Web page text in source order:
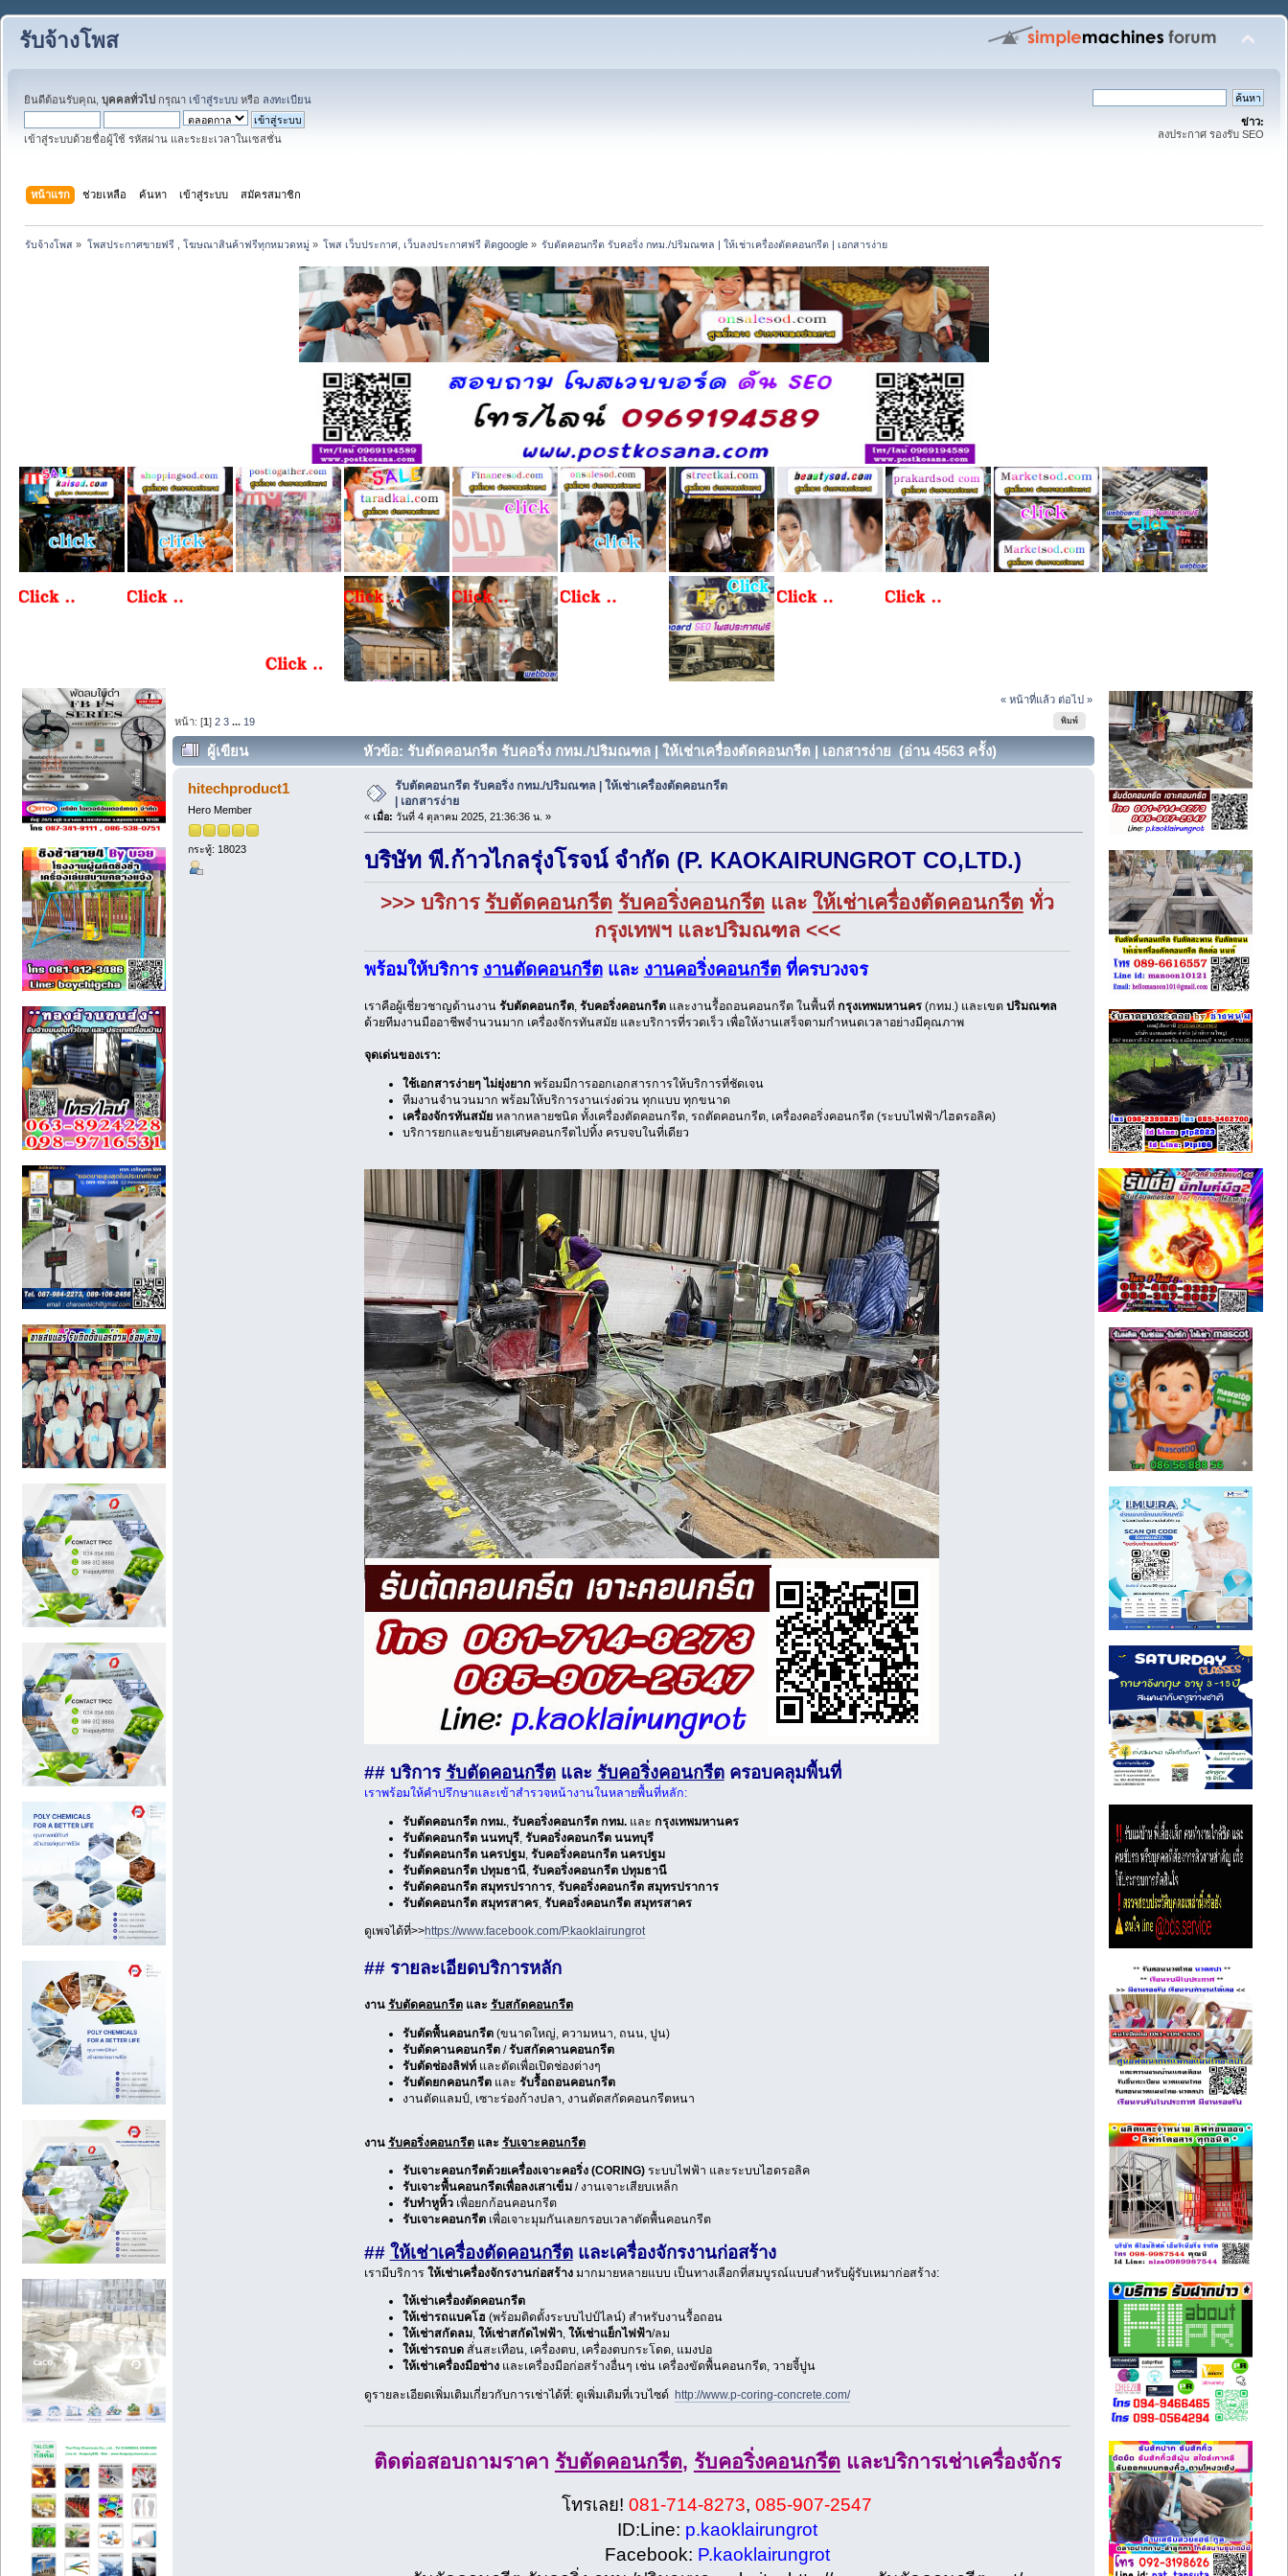
รับจ้างโพส
ยินดีต้อนรับคุณ, บุคคลทั่วไป กรุณา เข้าสู่ระบบ หรือ ลงทะเบียน
เข้าสู่ระบบด้วยชื่อผู้ใช้ รหัสผ่าน และระยะเวลาในเซสชั่น
ข่าว:
ลงประกาศ รองรับ SEO
หน้าแรก ช่วยเหลือ ค้นหา เข้าสู่ระบบ สมัครสมาชิก
รับจ้างโพส » โพสประกาศขายฟรี , โฆษณาสินค้าฟรีทุกหมวดหมู่» โพส เว็บประกาศ, เว็บลงประกาศฟรี ติดgoogle» รับตัดคอนกรีต รับคอริ่ง กทม./ปริมณฑล | ให้เช่าเครื่องตัดคอนกรีต | เอกสารง่าย
« หน้าที่แล้ว ต่อไป »
พิมพ์
หน้า: [1]2 3 ... 19
ผู้เขียน หัวข้อ: รับตัดคอนกรีต รับคอริ่ง กทม./ปริมณฑล | ให้เช่าเครื่องตัดคอนกรีต | เอกสารง่าย (อ่าน 4563 ครั้ง)
hitechproduct1
Hero Member
กระทู้: 18023
รับตัดคอนกรีต รับคอริ่ง กทม./ปริมณฑล | ให้เช่าเครื่องตัดคอนกรีต
| เอกสารง่าย
« เมื่อ: วันที่ 4 ตุลาคม 2025, 21:36:36 น. »
บริษัท พี.ก้าวไกลรุ่งโรจน์ จำกัด (P. KAOKAIRUNGROT CO,LTD.)
>>> บริการ รับตัดคอนกรีต รับคอริ่งคอนกรีตและ ให้เช่าเครื่องตัดคอนกรีตทั่ว
กรุงเทพฯ และปริมณฑล <<<
พร้อมให้บริการ งานตัดคอนกรีตและ งานคอริ่งคอนกรีตที่ครบวงจร
เราคือผู้เชี่ยวชาญด้านงาน รับตัดคอนกรีต, รับคอริ่งคอนกรีตและงานรื้อถอนคอนกรีต ในพื้นที่ กรุงเทพมหานคร(กทม.) และเขต ปริมณฑล
ด้วยทีมงานมืออาชีพจำนวนมาก เครื่องจักรทันสมัย และบริการที่รวดเร็ว เพื่อให้งานเสร็จตามกำหนดเวลาอย่างมีคุณภาพ
จุดเด่นของเรา:
ใช้เอกสารง่ายๆ ไม่ยุ่งยาก พร้อมมีการออกเอกสารการให้บริการที่ชัดเจน
ทีมงานจำนวนมาก พร้อมให้บริการงานเร่งด่วน ทุกแบบ ทุกขนาด
เครื่องจักรทันสมัยหลากหลายชนิด ทั้งเครื่องตัดคอนกรีต, รถตัดคอนกรีต, เครื่องคอริ่งคอนกรีต (ระบบไฟฟ้า/ไฮดรอลิค)
บริการยกและขนย้ายเศษคอนกรีตไปทิ้ง ครบจบในที่เดียว
## บริการ รับตัดคอนกรีตและ รับคอริ่งคอนกรีตครอบคลุมพื้นที่
เราพร้อมให้คำปรึกษาและเข้าสำรวจหน้างานในหลายพื้นที่หลัก:
รับตัดคอนกรีต กทม., รับคอริ่งคอนกรีต กทม.และ กรุงเทพมหานคร
รับตัดคอนกรีต นนทบุรี, รับคอริ่งคอนกรีต นนทบุรี
รับตัดคอนกรีต นครปฐม, รับคอริ่งคอนกรีต นครปฐม
รับตัดคอนกรีต ปทุมธานี, รับคอริ่งคอนกรีต ปทุมธานี
รับตัดคอนกรีต สมุทรปราการ, รับคอริ่งคอนกรีต สมุทรปราการ
รับตัดคอนกรีต สมุทรสาคร, รับคอริ่งคอนกรีต สมุทรสาคร
ดูเพจได้ที่>>https://www.facebook.com/P.kaoklairungrot
## รายละเอียดบริการหลัก
งาน รับตัดคอนกรีตและ รับสกัดคอนกรีต
รับตัดพื้นคอนกรีต(ขนาดใหญ่, ความหนา, ถนน, ปูน)
รับตัดคานคอนกรีต/รับสกัดคานคอนกรีต
รับตัดช่องลิฟท์และตัดเพื่อเปิดช่องต่างๆ
รับตัดยกคอนกรีตและ รับรื้อถอนคอนกรีต
งานตัดแลมป์, เซาะร่องก้างปลา, งานตัดสกัดคอนกรีตหนา
งาน รับคอริ่งคอนกรีตและ รับเจาะคอนกรีต
รับเจาะคอนกรีตด้วยเครื่องเจาะคอริ่ง (CORING)ระบบไฟฟ้า และระบบไฮดรอลิค
รับเจาะพื้นคอนกรีตเพื่อลงเสาเข็ม/ งานเจาะเสียบเหล็ก
รับทำหูหิ้วเพื่อยกก้อนคอนกรีต
รับเจาะคอนกรีตเพื่อเจาะมุมกันเลยกรอบเวลาตัดพื้นคอนกรีต
## ให้เช่าเครื่องตัดคอนกรีตและเครื่องจักรงานก่อสร้าง
เรามีบริการ ให้เช่าเครื่องจักรงานก่อสร้างมากมายหลายแบบ เป็นทางเลือกที่สมบูรณ์แบบสำหรับผู้รับเหมาก่อสร้าง:
ให้เช่าเครื่องตัดคอนกรีต
ให้เช่ารถแบคโฮ (พร้อมติดตั้งระบบไปป์ไลน์) สำหรับงานรื้อถอน
ให้เช่าสกัดลม, ให้เช่าสกัดไฟฟ้า, ให้เช่าแย็กไฟฟ้า/ลม
ให้เช่ารถบดสั่นสะเทือน, เครื่องตบ, เครื่องตบกระโดด, แมงปอ
ให้เช่าเครื่องมือช่างและเครื่องมือก่อสร้างอื่นๆ เช่น เครื่องขัดพื้นคอนกรีต, วายจี้ปูน
ดูรายละเอียดเพิ่มเติมเกี่ยวกับการเช่าได้ที่: ดูเพิ่มเติมที่เวบไซด์ http://www.p-coring-concrete.com/
ติดต่อสอบถามราคา รับตัดคอนกรีต, รับคอริ่งคอนกรีตและบริการเช่าเครื่องจักร
โทรเลย!081-714-8273,085-907-2547
ID:Line: p.kaoklairungrot
Facebook: P.kaoklairungrot